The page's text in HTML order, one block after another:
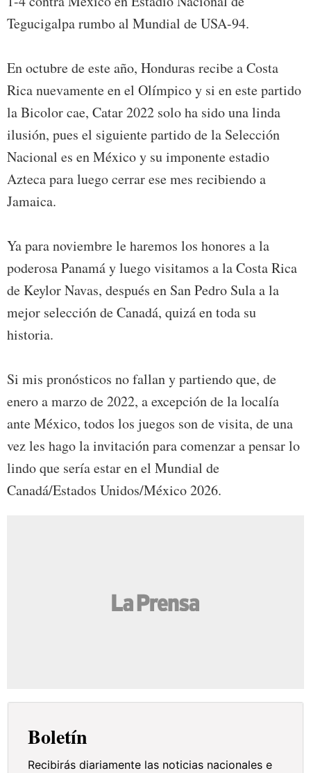
Tegucigalpa rumbo al Mundial de USA-94.
En octubre de este año, Honduras recibe a Costa
Rica nuevamente en el Olímpico y si en este partido
la Bicolor cae, Catar 2022 solo ha sido una linda
ilusión, pues el siguiente partido de la Selección
Nacional es en México y su imponente estadio
Azteca para luego cerrar ese mes recibiendo a
Jamaica.
Ya para noviembre le haremos los honores a la
poderosa Panamá y luego visitamos a la Costa Rica
de Keylor Navas, después en San Pedro Sula a la
mejor selección de Canadá, quizá en toda su
historia.
Si mis pronósticos no fallan y partiendo que, de
enero a marzo de 2022, a excepción de la localía
ante México, todos los juegos son de visita, de una
vez les hago la invitación para comenzar a pensar lo
lindo que sería estar en el Mundial de
Canadá/Estados Unidos/México 2026.
Boletín
Recibirás diariamente las noticias nacionales e